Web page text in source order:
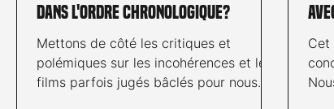
dans l'ordre chronologique?
Mettons de côté les critiques et
polémiques sur les incohérences et les
films parfois jugés bâclés pour nous
Cet